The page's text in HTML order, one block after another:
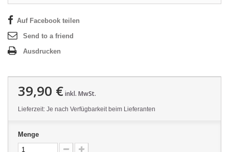
Auf Facebook teilen
Send to a friend
Ausdrucken
39,90 €inkl. MwSt.
Lieferzeit: Je nach Verfügbarkeit beim Lieferanten
Menge